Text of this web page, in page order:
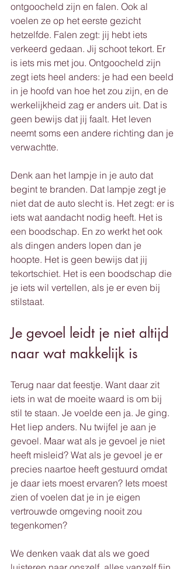
ontgoocheld zijn en falen. Ook al
voelen ze op het eerste gezicht
hetzelfde. Falen zegt: jij hebt iets
verkeerd gedaan. Jij schoot tekort. Er
is iets mis met jou. Ontgoocheld zijn
zegt iets heel anders: je had een beeld
in je hoofd van hoe het zou zijn, en de
werkelijkheid zag er anders uit. Dat is
geen bewijs dat jij faalt. Het leven
neemt soms een andere richting dan je
verwachtte.
Denk aan het lampje in je auto dat
begint te branden. Dat lampje zegt je
niet dat de auto slecht is. Het zegt: er is
iets wat aandacht nodig heeft. Het is
een boodschap. En zo werkt het ook
als dingen anders lopen dan je
hoopte. Het is geen bewijs dat jij
tekortschiet. Het is een boodschap die
je iets wil vertellen, als je er even bij
stilstaat.
Je gevoel leidt je niet altijd
naar wat makkelijk is
Terug naar dat feestje. Want daar zit
iets in wat de moeite waard is om bij
stil te staan. Je voelde een ja. Je ging.
Het liep anders. Nu twijfel je aan je
gevoel. Maar wat als je gevoel je niet
heeft misleid? Wat als je gevoel je er
precies naartoe heeft gestuurd omdat
je daar iets moest ervaren? Iets moest
zien of voelen dat je in je eigen
vertrouwde omgeving nooit zou
tegenkomen?
We denken vaak dat als we goed